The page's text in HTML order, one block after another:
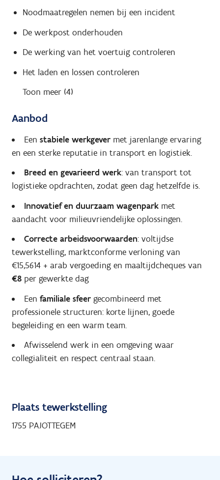
Noodmaatregelen nemen bij een incident
De werkpost onderhouden
De werking van het voertuig controleren
Het laden en lossen controleren
Toon meer (4)
Aanbod
Een stabiele werkgever met jarenlange ervaring
en een sterke reputatie in transport en logistiek.
Breed en gevarieerd werk: van transport tot
logistieke opdrachten, zodat geen dag hetzelfde is.
Innovatief en duurzaam wagenpark met
aandacht voor milieuvriendelijke oplossingen.
Correcte arbeidsvoorwaarden: voltijdse
tewerkstelling, marktconforme verloning van
€15,5614 + arab vergoeding en maaltijdcheques van
€8 per gewerkte dag
Een familiale sfeer gecombineerd met
professionele structuren: korte lijnen, goede
begeleiding en een warm team.
Afwisselend werk in een omgeving waar
collegialiteit en respect centraal staan.
Plaats tewerkstelling
1755 PAJOTTEGEM